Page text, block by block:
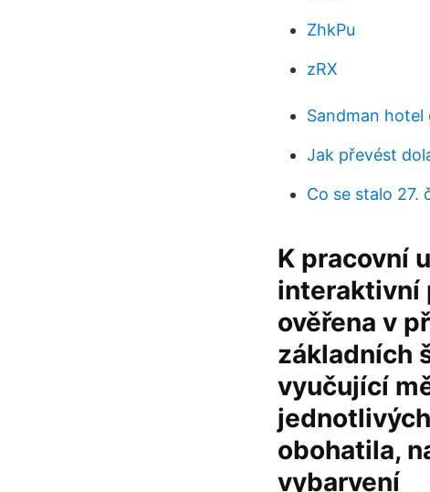
ZhkPu
zRX
Sandman hotel
Jak převést
Co se stalo 27.
K pracovní
interaktivní
ověřena v
základních
vyučující
obohatila,
vybarvení